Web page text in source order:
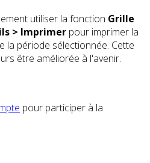
utiliser la fonction Grille
> Imprimer pour imprimer la
la période sélectionnée. Cette
être améliorée à l'avenir.
pour participer à la